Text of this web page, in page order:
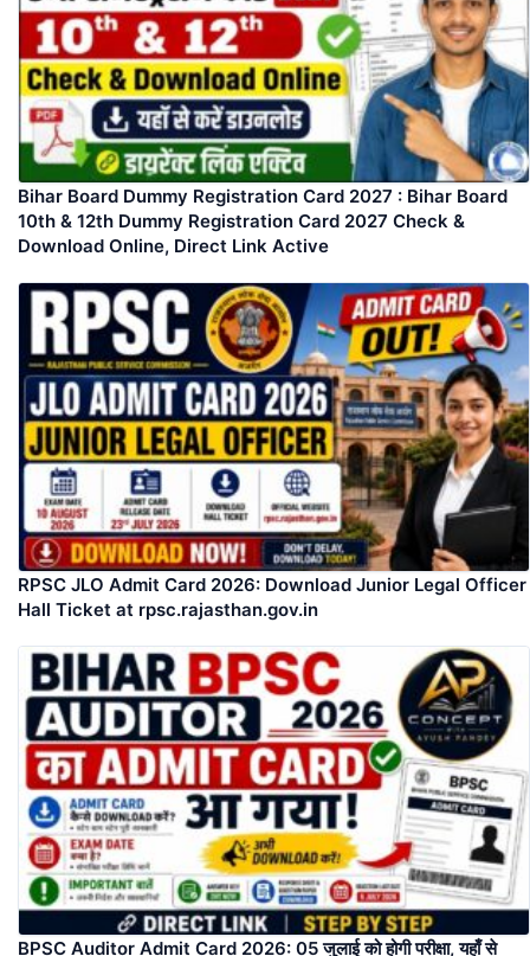
Bihar Board Dummy Registration Card 2027 : Bihar Board
10th & 12th Dummy Registration Card 2027 Check &
Download Online, Direct Link Active
RPSC JLO Admit Card 2026: Download Junior Legal Officer
Hall Ticket at rpsc.rajasthan.gov.in
BPSC Auditor Admit Card 2026: 05 जुलाई को होगी परीक्षा, यहाँ से